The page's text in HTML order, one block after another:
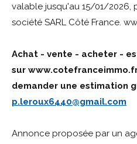
valable jusqu'au 15/01/2026,
société SARL Côté France.
Achat - vente - acheter -
sur www.cotefranceimmo.fr
demander une estimation
p.leroux6440@gmail.com
Annonce proposée par un